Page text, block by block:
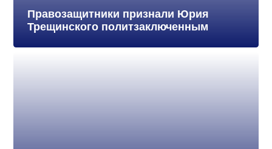
Правозащитники признали Юрия
Трещинского политзаключенным